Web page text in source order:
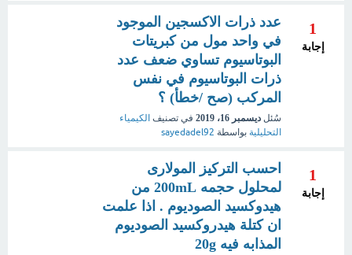
1
إجابة
عدد ذرات الاكسجين الموجود
في واحد مول من كبريتات
البوتاسيوم تساوي ضعف عدد
ذرات البوتاسيوم في نفس
المركب (صح /خطأ) ؟
سُئل ديسمبر 16، 2019 في تصنيف الكيمياء
التحليلية بواسطة sayedadel92
1
إجابة
احسب التركيز المولارى
لمحلول حجمه 200mL من
هيدوكسيد الصوديوم . اذا علمت
ان كتلة هيدروكسيد الصوديوم
المذابه فيه 20g